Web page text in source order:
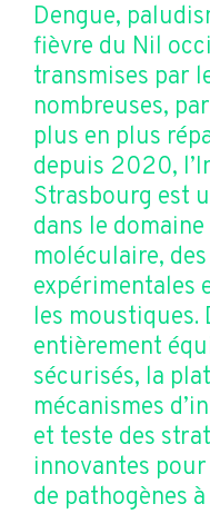
Dengue,
fièvre du Nil
transmises par
nombreuses,
plus en plus
depuis 2020,
Strasbourg est
dans le
moléculaire,
expérimentales
les moustiques.
entièrement
sécurisés, la
mécanismes
et teste des
innovantes
de pathogènes à